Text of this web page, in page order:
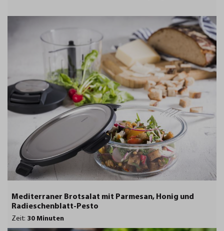
Mediterraner Brotsalat mit Parmesan, Honig und
Radieschenblatt-Pesto
Zeit: 30 Minuten